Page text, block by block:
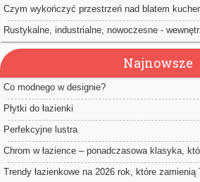
Czym wykończyć przestrzeń nad blatem
Rustykalne, industrialne, nowoczesne -
Najnowsze
Co modnego w designie?
Płytki do łazienki
Perfekcyjne lustra
Chrom w łazience – ponadczasowa klasyka,
mody
Trendy łazienkowe na 2026 rok, które